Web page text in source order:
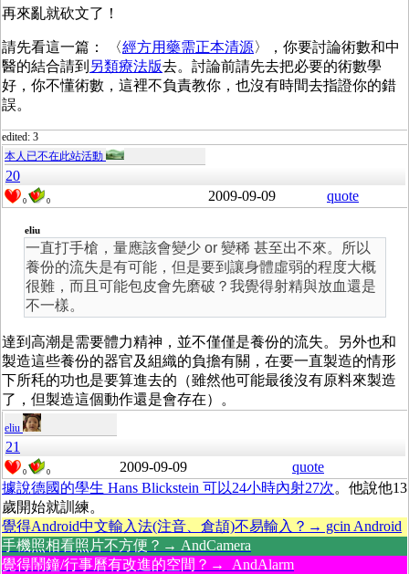
再來亂就砍文了！
請先看這一篇： 〈經方用藥需正本清源〉，你要討論術數和中
醫的結合請到 另類療法版去。討論前請先去把必要的術數學
好，你不懂術數，這裡不負責教你，也沒有時間去指證你的錯
誤。
edited: 3
本人已不在此站活動
20
0 0 2009-09-09 quote
eliu
一直打手槍，量應該會變少 or 變稀 甚至出不來。所以
養份的流失是有可能，但是要到讓身體虛弱的程度大概
很難，而且可能包皮會先磨破？我覺得射精與放血還是
不一樣。
達到高潮是需要體力精神，並不僅僅是養份的流失。另外也和
製造這些養份的器官及組織的負擔有關，在要一直製造的情形
下所秏的功也是要算進去的（雖然他可能最後沒有原料來製造
了，但製造這個動作還是會存在）。
eliu
21
0 0 2009-09-09
quote
據說德國的學生 Hans Blickstein 可以24小時內射27次。他說他13
歲開始就訓練。
覺得Android中文輸入法(注音、倉頡)不易輸入？→ gcin Android
手機照相看照片不方便？→ AndCamera
覺得鬧鐘/行事曆有改進的空間？→ AndAlarm